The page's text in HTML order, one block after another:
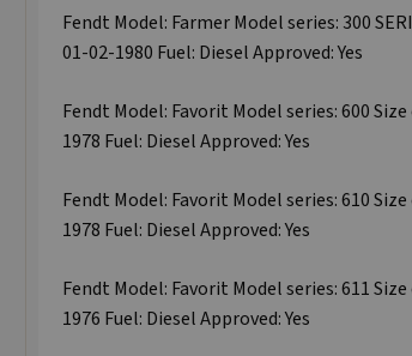
Fendt Model: Farmer Model series: 300
01-02-1980 Fuel: Diesel Approved: Yes
Fendt Model: Favorit Model series: 600
1978 Fuel: Diesel Approved: Yes
Fendt Model: Favorit Model series: 610
1978 Fuel: Diesel Approved: Yes
Fendt Model: Favorit Model series: 611
1976 Fuel: Diesel Approved: Yes